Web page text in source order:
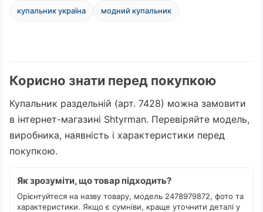
купальник україна модний купальник
Корисно знати перед покупкою
Купальник раздельній (арт. 7428) можна замовити
в інтернет-магазині Shtyrman. Перевіряйте модель,
виробника, наявність і характеристики перед
покупкою.
Як зрозуміти, що товар підходить?
Орієнтуйтеся на назву товару, модель 2478979872, фото та
характеристики. Якщо є сумніви, краще уточнити деталі у